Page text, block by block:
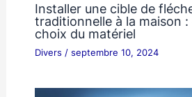
Installer une cible de
traditionnelle à la maison :
choix du matériel
Divers / septembre 10, 2024